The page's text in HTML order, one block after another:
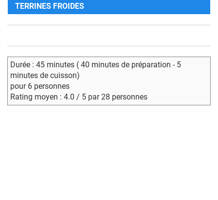
TERRINES FROIDES
Durée : 45 minutes ( 40 minutes de préparation - 5
minutes de cuisson)
pour 6 personnes
Rating moyen : 4.0 / 5 par 28 personnes